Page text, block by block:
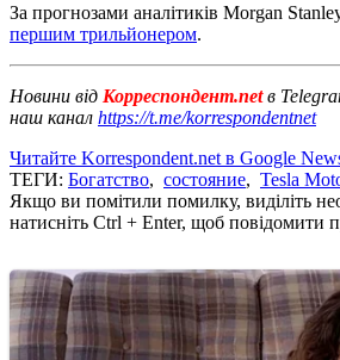
За прогнозами аналітиків Morgan
першим трильйонером.
Новини від Корреспондент.netв
наш канал https://t.me/korrespondentnet
Читайте Korrespondent.net в Google
ТЕГИ: Богатство, состояние, Tesla
Якщо ви помітили помилку, виділіть
натисніть Ctrl + Enter, щоб повідомити